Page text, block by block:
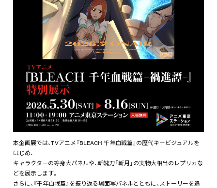
本企画展では、TVアニメ『BLEACH 千年血戦篇』の歴代キービジュアルを
はじめ、
キャラクターの等身大パネルや、斬魄刀「斬月」の実物大相当のレプリカな
どを展示します。
さらに、『千年血戦篇』を振り返る場面写パネルとともに、ストーリーを追